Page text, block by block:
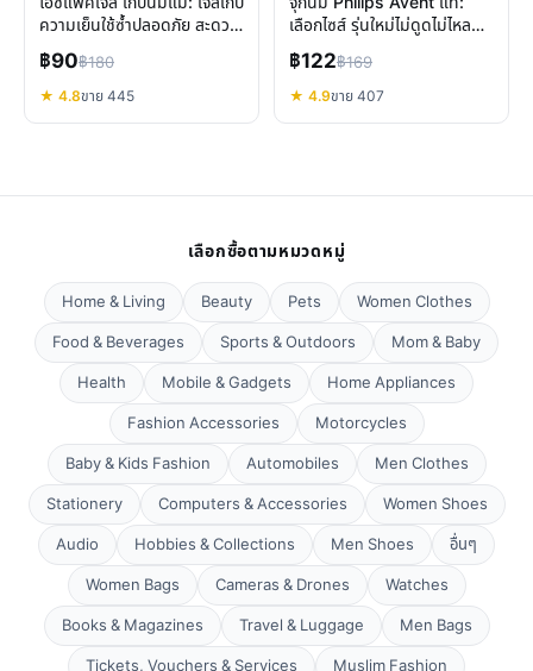
ความเย็นใช้ซ้ำปลอดภัย สะดวก
ทุกการเดินทาง
฿90฿180
★ 4.8ขาย 445
เลือกไซส์ รุ่นใหม่ไม่ดูดไม่ไหล
เหมาะกับลูกคุณ
฿122฿169
★ 4.9ขาย 407
เลือกซื้อตามหมวดหมู่
Home & Living Beauty Pets
Women Clothes
Food & Beverages
Sports & Outdoors
Mom & Baby
Health
Mobile & Gadgets
Home Appliances
Fashion Accessories
Motorcycles
Baby & Kids Fashion
Automobiles
Men Clothes
Stationery
Computers & Accessories
Women Shoes
Audio
Hobbies & Collections Men Shoes
อื่นๆ
Women Bags
Cameras & Drones
Watches
Books & Magazines
Travel & Luggage
Men Bags
Tickets, Vouchers & Services
Muslim Fashion